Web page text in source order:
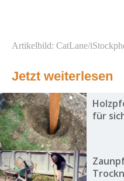
Artikelbild: CatLane/
Jetzt weiterlesen
für